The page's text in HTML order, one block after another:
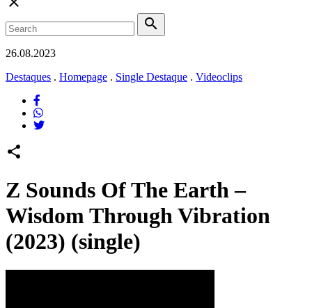
search
26.08.2023
Destaques . Homepage . Single Destaque . Videoclips
share
Z Sounds Of The Earth –
Wisdom Through Vibration
(2023) (single)